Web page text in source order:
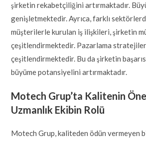
şirketin rekabetçiliğini artırmaktadır.
genişletmektedir. Ayrıca, farklı
müşterilerle kurulan iş ilişkileri, şirketin
çeşitlendirmektedir. Pazarlama
çeşitlendirmektedir. Bu da şirketin
büyüme potansiyelini artırmaktadır.
Motech Grup’ta Kalitenin
Uzmanlık Ekibin Rolü
Motech Grup, kaliteden ödün vermeyen